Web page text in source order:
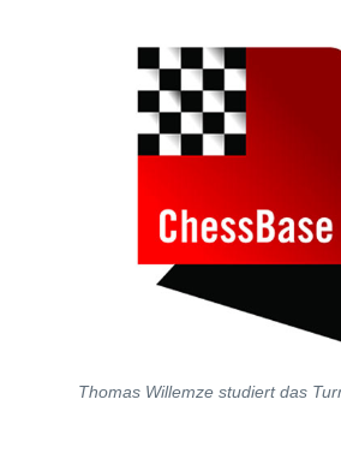
Thomas Willemze studiert das